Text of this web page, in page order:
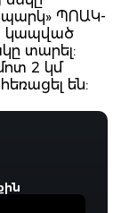
պարկ» ՊՈԱԿ-
կապված
տարել:
2 կմ
են: